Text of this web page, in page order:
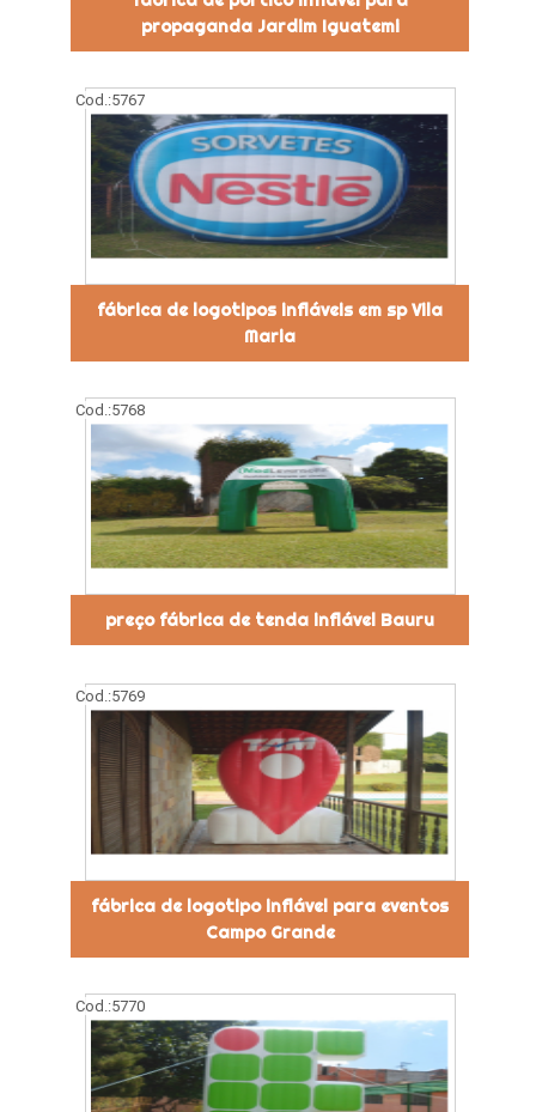
propaganda Jardim Iguatemi
Cod.:5767
fábrica de logotipos infláveis em sp Vila
Maria
Cod.:5768
preço fábrica de tenda inflável Bauru
Cod.:5769
fábrica de logotipo inflável para eventos
Campo Grande
Cod.:5770